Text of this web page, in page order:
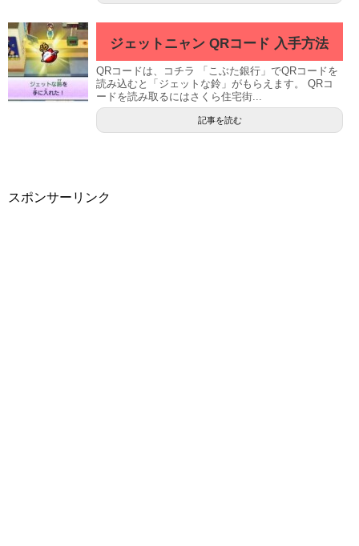
ジェットニャン QRコード 入手方法
QRコードは、コチラ 「こぶた銀行」でQRコードを
読み込むと「ジェットな鈴」がもらえます。 QRコ
ードを読み取るにはさくら住宅街...
記事を読む
スポンサーリンク